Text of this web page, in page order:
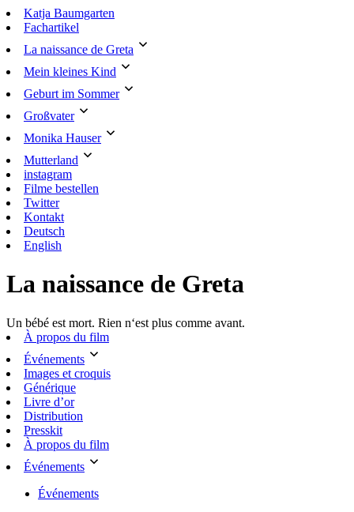
Skip
to
Katja Baumgarten
Fachartikel
La naissance de Greta
Mein kleines Kind
Geburt im Sommer
Großvater
Monika Hauser
Mutterland
instagram
Filme bestellen
Twitter
Kontakt
Deutsch
English
La naissance de Greta
Un bébé est mort. Rien n‘est plus comme avant.
À propos du film
Événements
Images et croquis
Générique
Livre d’or
Distribution
Presskit
À propos du film
Événements
Événements